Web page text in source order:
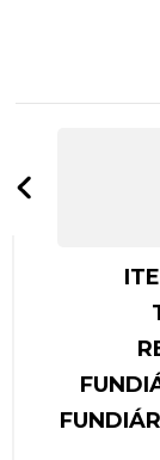
de
post